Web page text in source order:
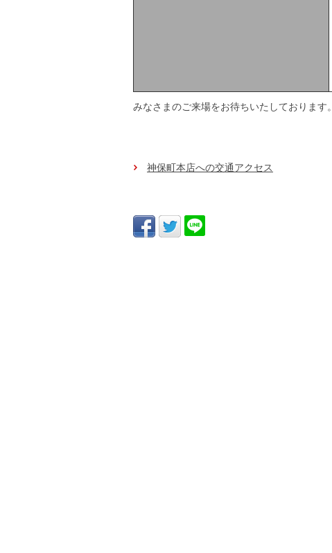
みなさまのご来場をお待ちいたしております。
神保町本店への交通アクセス